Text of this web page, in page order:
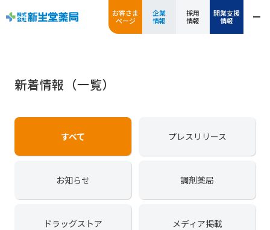
お客さま
ページ
企業
情報
採用
情報
開業支援
情報
新着情報（一覧）
すべて プレスリリース
お知らせ 調剤薬局
ドラッグストア メディア掲載